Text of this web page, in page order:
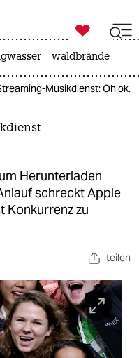

taz zahl ich
waldbrände
Musikdienst: Oh ok.
Herunterladen
schreckt Apple
Konkurrenz zu
teilen